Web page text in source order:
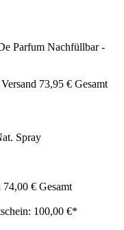
Parfum Nachfüllbar -
73,95 € Gesamt
Spray
74,00 € Gesamt
100,00 €*